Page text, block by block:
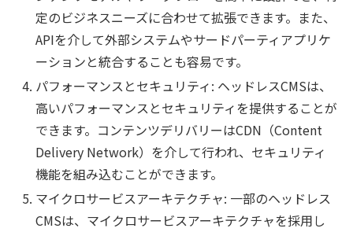
定のビジネスニーズに合わせて拡張できます。また、
APIを介して外部システムやサードパーティアプリケ
ーションと統合することも容易です。
パフォーマンスとセキュリティ: ヘッドレスCMSは、
高いパフォーマンスとセキュリティを提供することが
できます。コンテンツデリバリーはCDN（Content
Delivery Network）を介して行われ、セキュリティ
機能を組み込むことができます。
マイクロサービスアーキテクチャ: 一部のヘッドレス
CMSは、マイクロサービスアーキテクチャを採用し